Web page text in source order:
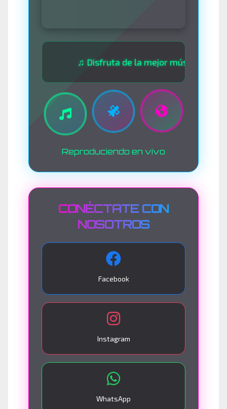
♫ Disfruta de la mejor música las 24 horas ♫
Reproduciendo en vivo
CONÉCTATE CON
NOSOTROS
Facebook
Instagram
WhatsApp